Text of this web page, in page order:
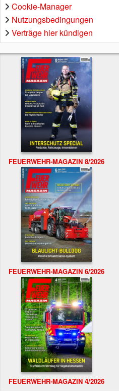
Cookie-Manager
Nutzungsbedingungen
Verträge hier kündigen
FEUERWEHR-MAGAZIN 8/2026
FEUERWEHR-MAGAZIN 6/2026
FEUERWEHR-MAGAZIN 4/2026